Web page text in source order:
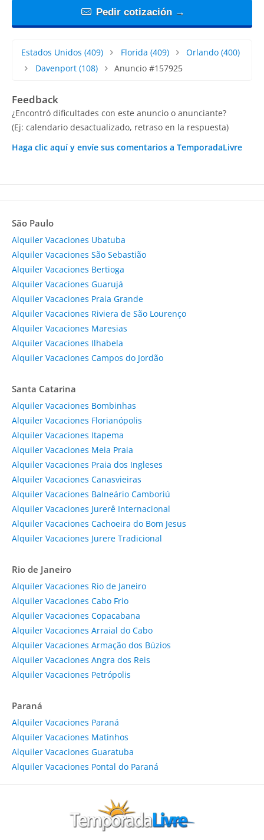
Pedir cotización →
Estados Unidos (409) Florida (409) Orlando (400)
Davenport(108) Anuncio #157925
Feedback
¿Encontró dificultades con este anuncio o anunciante?
(Ej: calendario desactualizado, retraso en la respuesta)
Haga clic aquí y envíe sus comentarios a TemporadaLivre
São Paulo
Alquiler Vacaciones Ubatuba
Alquiler Vacaciones São Sebastião
Alquiler Vacaciones Bertioga
Alquiler Vacaciones Guarujá
Alquiler Vacaciones Praia Grande
Alquiler Vacaciones Riviera de São Lourenço
Alquiler Vacaciones Maresias
Alquiler Vacaciones Ilhabela
Alquiler Vacaciones Campos do Jordão
Santa Catarina
Alquiler Vacaciones Bombinhas
Alquiler Vacaciones Florianópolis
Alquiler Vacaciones Itapema
Alquiler Vacaciones Meia Praia
Alquiler Vacaciones Praia dos Ingleses
Alquiler Vacaciones Canasvieiras
Alquiler Vacaciones Balneário Camboriú
Alquiler Vacaciones Jurerê Internacional
Alquiler Vacaciones Cachoeira do Bom Jesus
Alquiler Vacaciones Jurere Tradicional
Rio de Janeiro
Alquiler Vacaciones Rio de Janeiro
Alquiler Vacaciones Cabo Frio
Alquiler Vacaciones Copacabana
Alquiler Vacaciones Arraial do Cabo
Alquiler Vacaciones Armação dos Búzios
Alquiler Vacaciones Angra dos Reis
Alquiler Vacaciones Petrópolis
Paraná
Alquiler Vacaciones Paraná
Alquiler Vacaciones Matinhos
Alquiler Vacaciones Guaratuba
Alquiler Vacaciones Pontal do Paraná